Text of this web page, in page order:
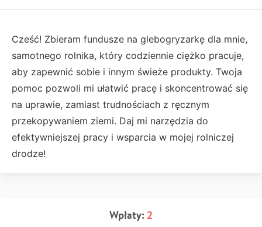
Cześć! Zbieram fundusze na glebogryzarkę dla mnie,
samotnego rolnika, który codziennie ciężko pracuje,
aby zapewnić sobie i innym świeże produkty. Twoja
pomoc pozwoli mi ułatwić pracę i skoncentrować się
na uprawie, zamiast trudnościach z ręcznym
przekopywaniem ziemi. Daj mi narzędzia do
efektywniejszej pracy i wsparcia w mojej rolniczej
drodze!
Wpłaty: 2